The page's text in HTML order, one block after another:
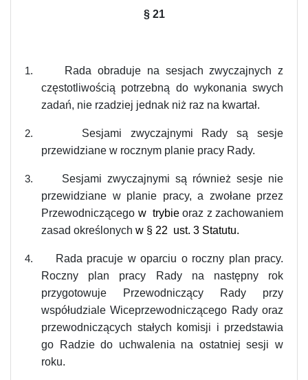
§ 21
1.
Rada obraduje na sesjach zwyczajnych z
częstotliwością potrzebną do wykonania swych
zadań, nie rzadziej jednak niż raz na kwartał.
2.
Sesjami zwyczajnymi Rady są sesje
przewidziane w rocznym planie pracy Rady.
3.
Sesjami zwyczajnymi są również sesje nie
przewidziane w planie pracy, a zwołane przez
Przewodniczącego w trybie oraz z zachowaniem
zasad określonych w § 22 ust. 3 Statutu.
4.
Rada pracuje w oparciu o roczny plan pracy.
Roczny plan pracy Rady na następny rok
przygotowuje Przewodniczący Rady przy
współudziale Wiceprzewodniczącego Rady oraz
przewodniczących stałych komisji i przedstawia
go Radzie do uchwalenia na ostatniej sesji w
roku.